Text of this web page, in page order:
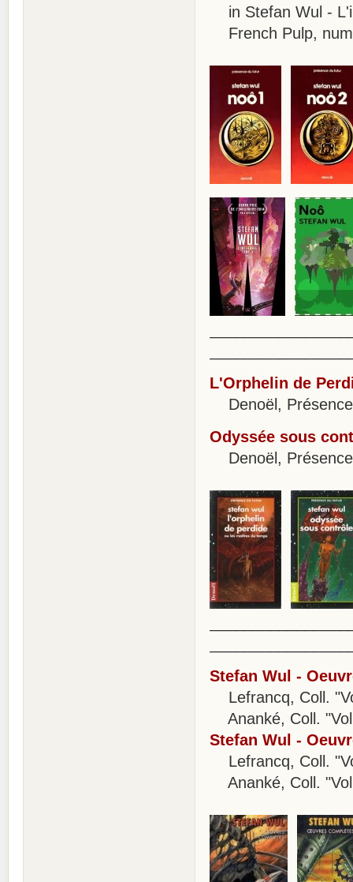
in Stefan Wul -
French Pulp,
L'Orphelin de
Denoël,
Odyssée sous
Denoël,
Stefan Wul -
Lefrancq, Coll.
Ananké, Coll.
Stefan Wul -
Lefrancq, Coll.
Ananké, Coll.